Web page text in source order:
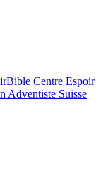
Centre Espoir
Adventiste Suisse